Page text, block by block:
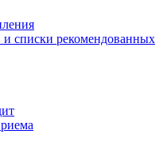
и списки рекомендованных